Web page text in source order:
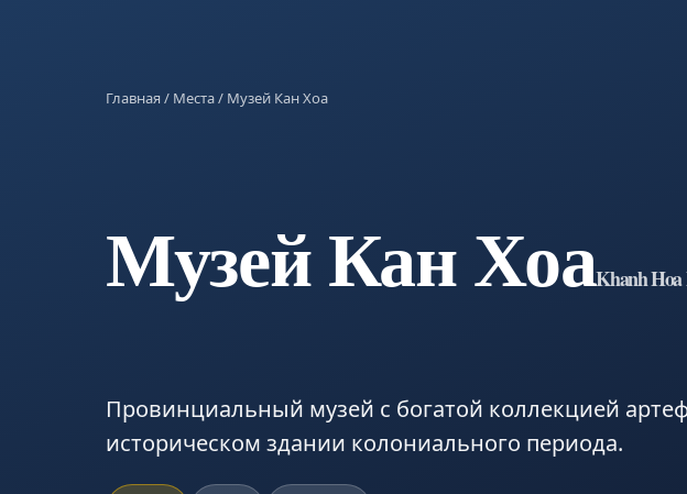
Главная/ Места/ Музей Кан Хоа
Музей Кан ХоаKhanh
Провинциальный музей с богатой коллекцией
историческом здании колониального периода.